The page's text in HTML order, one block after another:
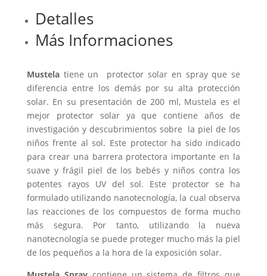
Detalles
Más Informaciones
Mustelatiene un protector solar en spray que se
diferencia entre los demás por su alta protección
solar. En su presentación de 200 ml, Mustela es el
mejor protector solar ya que contiene años de
investigación y descubrimientos sobre la piel de los
niños frente al sol. Este protector ha sido indicado
para crear una barrera protectora importante en la
suave y frágil piel de los bebés y niños contra los
potentes rayos UV del sol. Este protector se ha
formulado utilizando nanotecnología, la cual observa
las reacciones de los compuestos de forma mucho
más segura. Por tanto, utilizando la nueva
nanotecnología se puede proteger mucho más la piel
de los pequeños a la hora de la exposición solar.